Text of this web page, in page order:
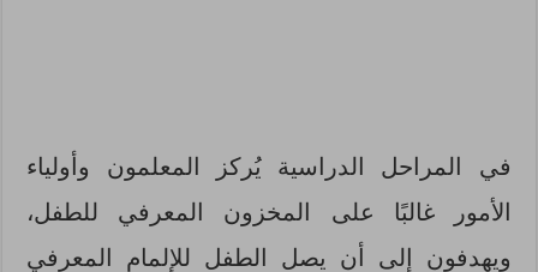
في المراحل الدراسية يُركز المعلمون وأولياء
الأمور غالبًا على المخزون المعرفي للطفل،
ويهدفون إلى أن يصل الطفل للإلمام المعرفي